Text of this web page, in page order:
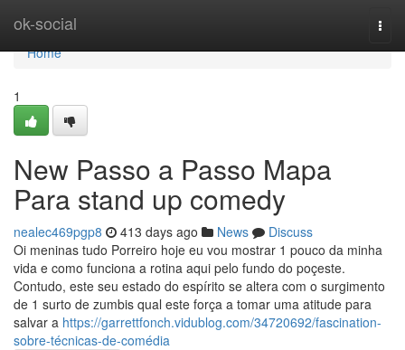
ok-social
Home
Home
1
New Passo a Passo Mapa
Para stand up comedy
nealec469pgp8 413 days ago News
Discuss
Oi meninas tudo Porreiro hoje eu vou mostrar 1 pouco da minha
vida e como funciona a rotina aqui pelo fundo do poçeste.
Contudo, este seu estado do espírito se altera com o surgimento
de 1 surto de zumbis qual este força a tomar uma atitude para
salvar a https://garrettfonch.vidublog.com/34720692/fascination-
sobre-técnicas-de-comédia